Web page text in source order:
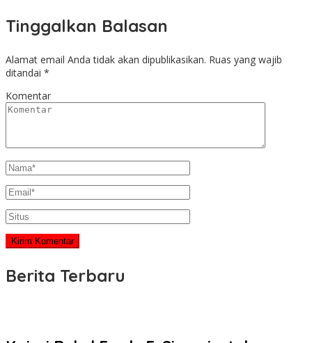
Tinggalkan Balasan
Alamat email Anda tidak akan dipublikasikan. Ruas yang wajib
ditandai *
Komentar
Berita Terbaru